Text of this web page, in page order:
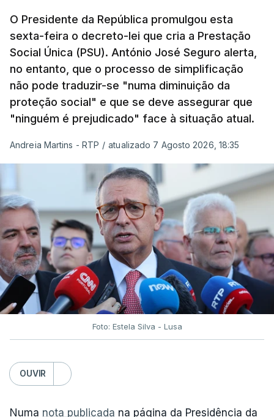
O Presidente da República promulgou esta
sexta-feira o decreto-lei que cria a Prestação
Social Única (PSU). António José Seguro alerta,
no entanto, que o processo de simplificação
não pode traduzir-se "numa diminuição da
proteção social" e que se deve assegurar que
"ninguém é prejudicado" face à situação atual.
Andreia Martins - RTP / atualizado 7 Agosto 2026, 18:35
Foto: Estela Silva - Lusa
OUVIR
Numa nota publicada na página da Presidência da